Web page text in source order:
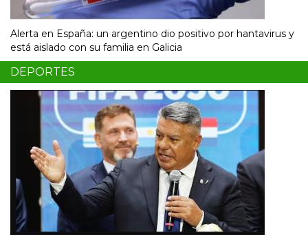
Alerta en España: un argentino dio positivo por hantavirus y
está aislado con su familia en Galicia
DEPORTES